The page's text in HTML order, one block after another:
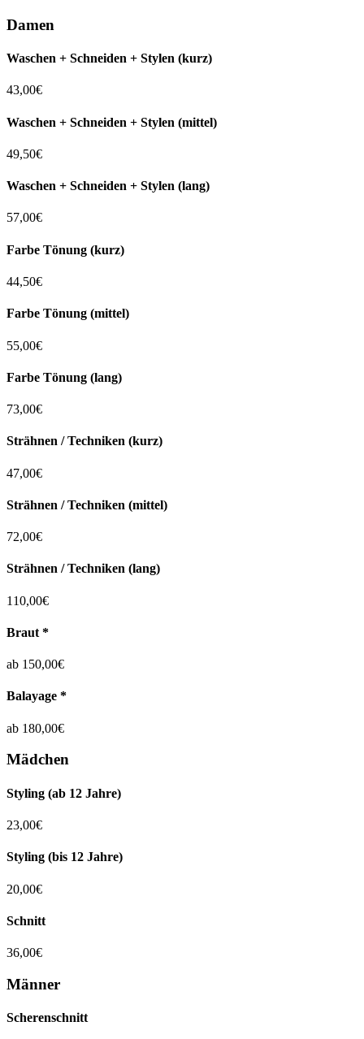
Damen
Waschen + Schneiden + Stylen (kurz)
43,00€
Waschen + Schneiden + Stylen (mittel)
49,50€
Waschen + Schneiden + Stylen (lang)
57,00€
Farbe Tönung (kurz)
44,50€
Farbe Tönung (mittel)
55,00€
Farbe Tönung (lang)
73,00€
Strähnen / Techniken (kurz)
47,00€
Strähnen / Techniken (mittel)
72,00€
Strähnen / Techniken (lang)
110,00€
Braut *
ab 150,00€
Balayage *
ab 180,00€
Mädchen
Styling (ab 12 Jahre)
23,00€
Styling (bis 12 Jahre)
20,00€
Schnitt
36,00€
Männer
Scherenschnitt